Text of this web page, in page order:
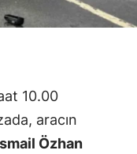
10.00
aracın
Özhan